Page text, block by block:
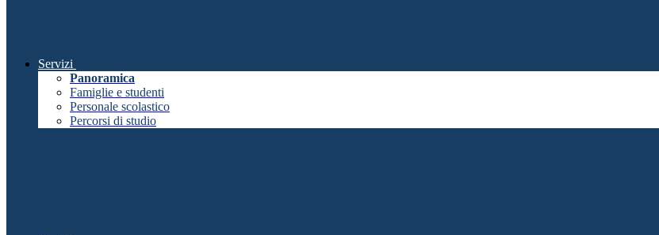
Servizi
Panoramica
Famiglie e studenti
Personale scolastico
Percorsi di studio